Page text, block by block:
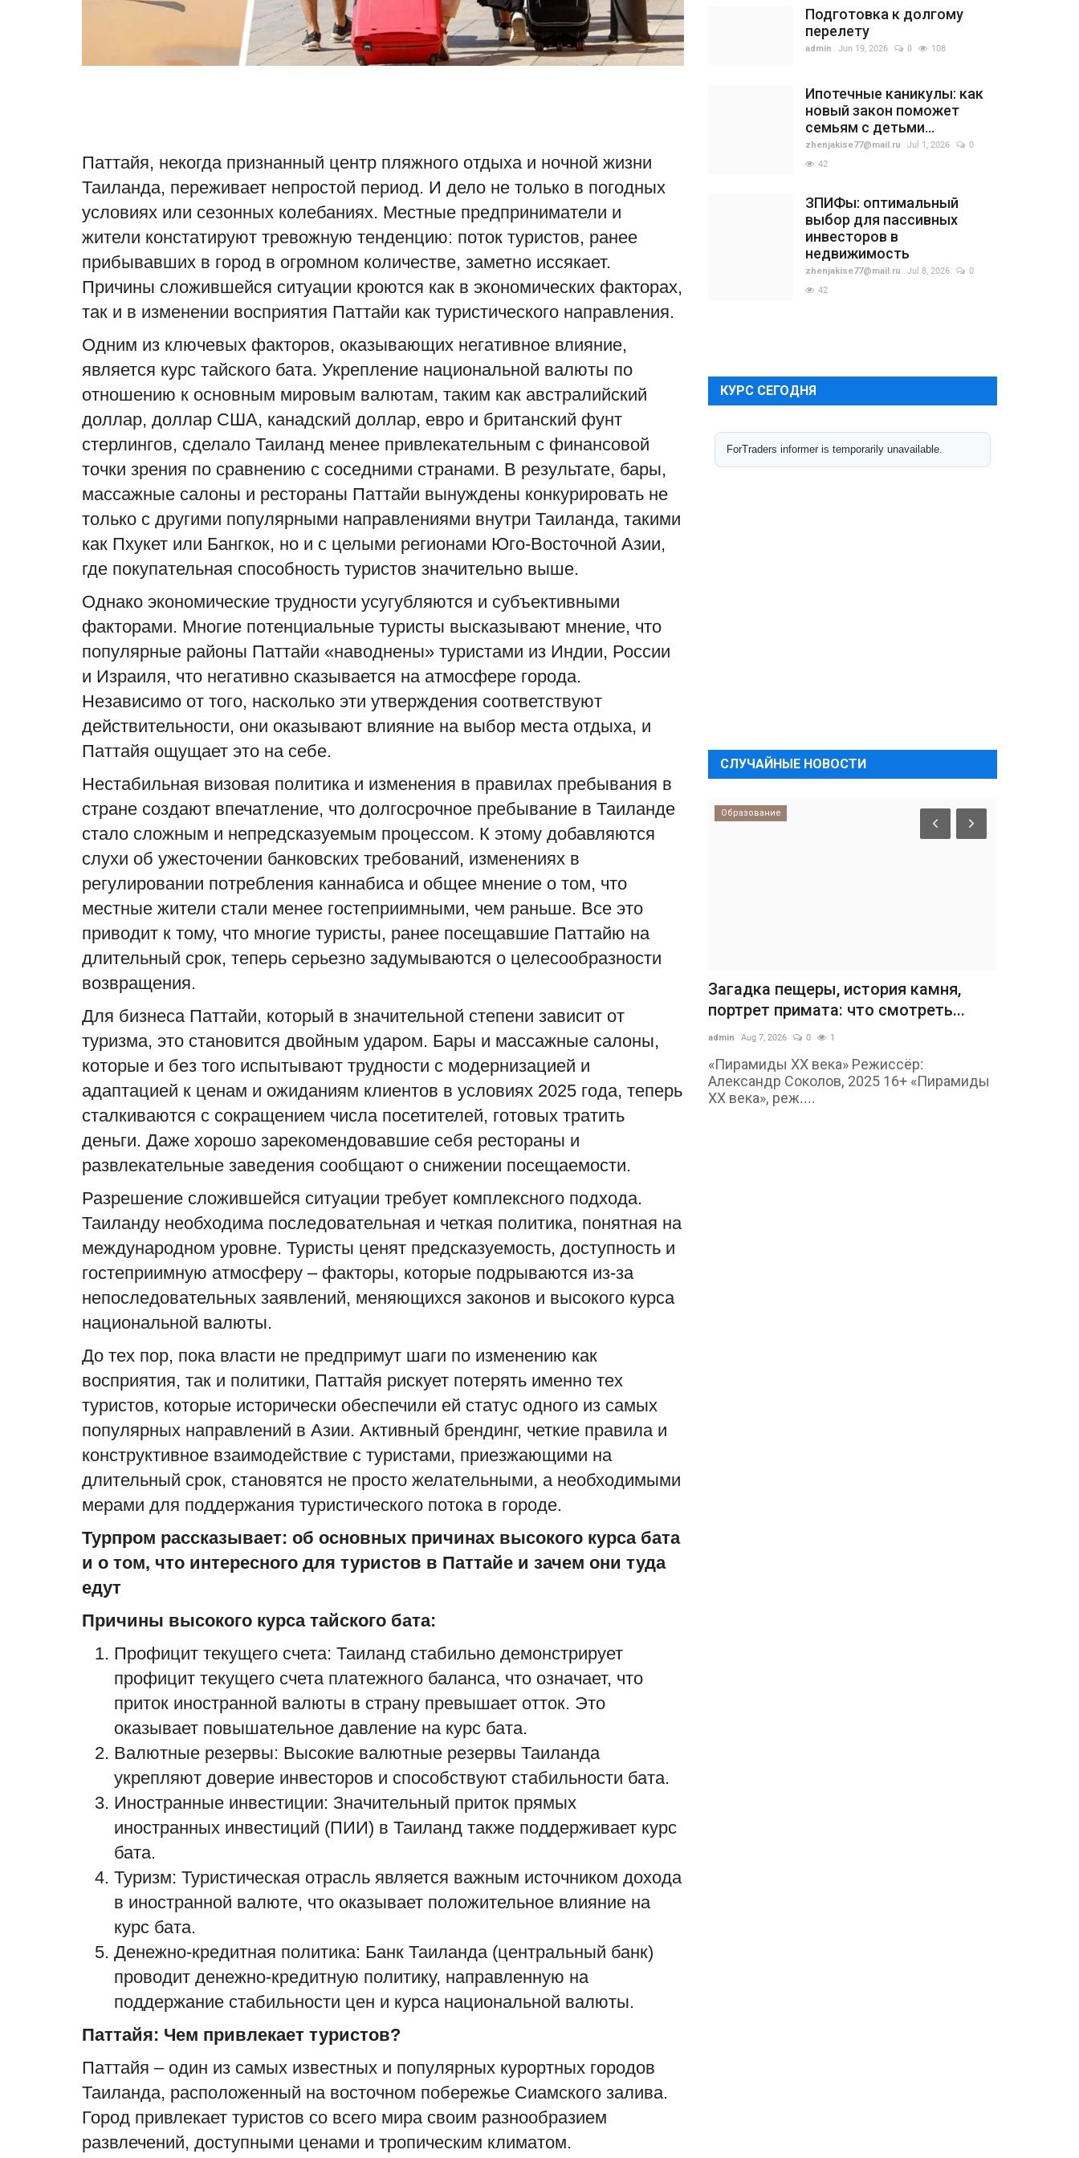
Паттайя, некогда признанный центр пляжного отдыха и ночной жизни
Таиланда, переживает непростой период. И дело не только в погодных
условиях или сезонных колебаниях. Местные предприниматели и
жители констатируют тревожную тенденцию: поток туристов, ранее
прибывавших в город в огромном количестве, заметно иссякает.
Причины сложившейся ситуации кроются как в экономических факторах,
так и в изменении восприятия Паттайи как туристического направления.
Одним из ключевых факторов, оказывающих негативное влияние,
является курс тайского бата. Укрепление национальной валюты по
отношению к основным мировым валютам, таким как австралийский
доллар, доллар США, канадский доллар, евро и британский фунт
стерлингов, сделало Таиланд менее привлекательным с финансовой
точки зрения по сравнению с соседними странами. В результате, бары,
массажные салоны и рестораны Паттайи вынуждены конкурировать не
только с другими популярными направлениями внутри Таиланда, такими
как Пхукет или Бангкок, но и с целыми регионами Юго-Восточной Азии,
где покупательная способность туристов значительно выше.
Однако экономические трудности усугубляются и субъективными
факторами. Многие потенциальные туристы высказывают мнение, что
популярные районы Паттайи «наводнены» туристами из Индии, России
и Израиля, что негативно сказывается на атмосфере города.
Независимо от того, насколько эти утверждения соответствуют
действительности, они оказывают влияние на выбор места отдыха, и
Паттайя ощущает это на себе.
Нестабильная визовая политика и изменения в правилах пребывания в
стране создают впечатление, что долгосрочное пребывание в Таиланде
стало сложным и непредсказуемым процессом. К этому добавляются
слухи об ужесточении банковских требований, изменениях в
регулировании потребления каннабиса и общее мнение о том, что
местные жители стали менее гостеприимными, чем раньше. Все это
приводит к тому, что многие туристы, ранее посещавшие Паттайю на
длительный срок, теперь серьезно задумываются о целесообразности
возвращения.
Для бизнеса Паттайи, который в значительной степени зависит от
туризма, это становится двойным ударом. Бары и массажные салоны,
которые и без того испытывают трудности с модернизацией и
адаптацией к ценам и ожиданиям клиентов в условиях 2025 года, теперь
сталкиваются с сокращением числа посетителей, готовых тратить
деньги. Даже хорошо зарекомендовавшие себя рестораны и
развлекательные заведения сообщают о снижении посещаемости.
Разрешение сложившейся ситуации требует комплексного подхода.
Таиланду необходима последовательная и четкая политика, понятная на
международном уровне. Туристы ценят предсказуемость, доступность и
гостеприимную атмосферу – факторы, которые подрываются из-за
непоследовательных заявлений, меняющихся законов и высокого курса
национальной валюты.
До тех пор, пока власти не предпримут шаги по изменению как
восприятия, так и политики, Паттайя рискует потерять именно тех
туристов, которые исторически обеспечили ей статус одного из самых
популярных направлений в Азии. Активный брендинг, четкие правила и
конструктивное взаимодействие с туристами, приезжающими на
длительный срок, становятся не просто желательными, а необходимыми
мерами для поддержания туристического потока в городе.
Турпром рассказывает: об основных причинах высокого курса бата
и о том, что интересного для туристов в Паттайе и зачем они туда
едут
Причины высокого курса тайского бата:
Профицит текущего счета: Таиланд стабильно демонстрирует
профицит текущего счета платежного баланса, что означает, что
приток иностранной валюты в страну превышает отток. Это
оказывает повышательное давление на курс бата.
Валютные резервы: Высокие валютные резервы Таиланда
укрепляют доверие инвесторов и способствуют стабильности бата.
Иностранные инвестиции: Значительный приток прямых
иностранных инвестиций (ПИИ) в Таиланд также поддерживает курс
бата.
Туризм: Туристическая отрасль является важным источником дохода
в иностранной валюте, что оказывает положительное влияние на
курс бата.
Денежно-кредитная политика: Банк Таиланда (центральный банк)
проводит денежно-кредитную политику, направленную на
поддержание стабильности цен и курса национальной валюты.
Паттайя: Чем привлекает туристов?
Паттайя – один из самых известных и популярных курортных городов
Таиланда, расположенный на восточном побережье Сиамского залива.
Город привлекает туристов со всего мира своим разнообразием
развлечений, доступными ценами и тропическим климатом.
Подготовка к долгому
перелету
admin Jun 19, 2026 0 108
Ипотечные каникулы: как
новый закон поможет
семьям с детьми...
zhenjakise77@mail.ru Jul 1, 2026
0
42
ЗПИФы: оптимальный
выбор для пассивных
инвесторов в
недвижимость
zhenjakise77@mail.ru Jul 8, 2026
0
42
КУРС СЕГОДНЯ
СЛУЧАЙНЫЕ НОВОСТИ
Образование
Загадка пещеры, история камня,
портрет примата: что смотреть...
admin Aug 7, 2026 0 1
«Пирамиды ХХ века» Режиссёр:
Александр Соколов, 2025 16+ «Пирамиды
ХХ века», реж....